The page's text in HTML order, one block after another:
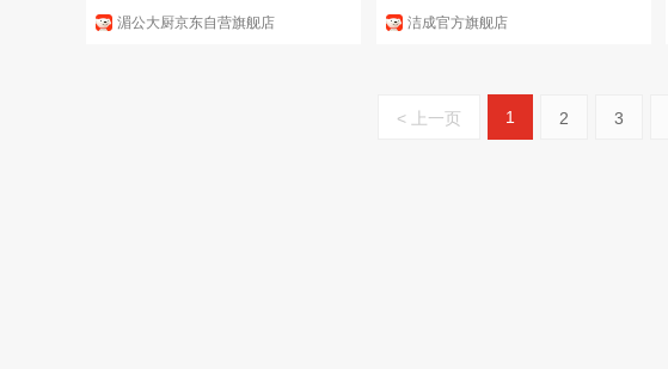
湄公大厨京东自营旗舰店 洁成官方旗舰店
< 上一页 1 2 3